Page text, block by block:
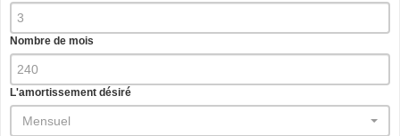
Nombre de mois
L'amortissement désiré
Mensuel